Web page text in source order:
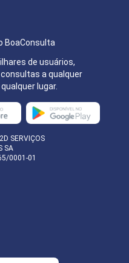
15:00
15:20
15:40
BoaConsulta
de usuários,
a qualquer
lugar.
SERVIÇOS
SA
0001-01